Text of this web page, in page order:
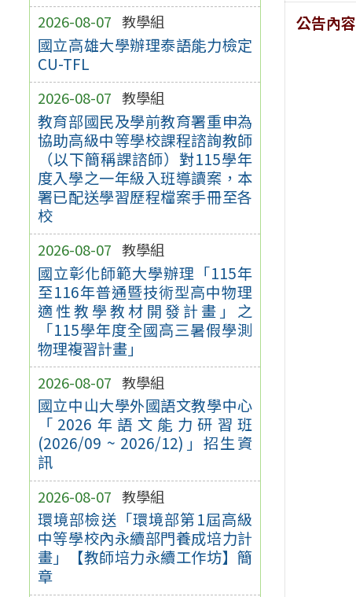
2026-08-07 教學組
國立高雄大學辦理泰語能力檢定
CU-TFL
2026-08-07 教學組
教育部國民及學前教育署重申為
協助高級中等學校課程諮詢教師
（以下簡稱課諮師）對115學年
度入學之一年級入班導讀案，本
署已配送學習歷程檔案手冊至各
校
2026-08-07 教學組
國立彰化師範大學辦理「115年
至116年普通暨技術型高中物理
適性教學教材開發計畫」之
「115學年度全國高三暑假學測
物理複習計畫」
2026-08-07 教學組
國立中山大學外國語文教學中心
「2026年語文能力研習班
(2026/09 ~ 2026/12)」招生資
訊
2026-08-07 教學組
環境部檢送「環境部第1屆高級
中等學校內永續部門養成培力計
畫」【教師培力永續工作坊】簡
章
公告內容